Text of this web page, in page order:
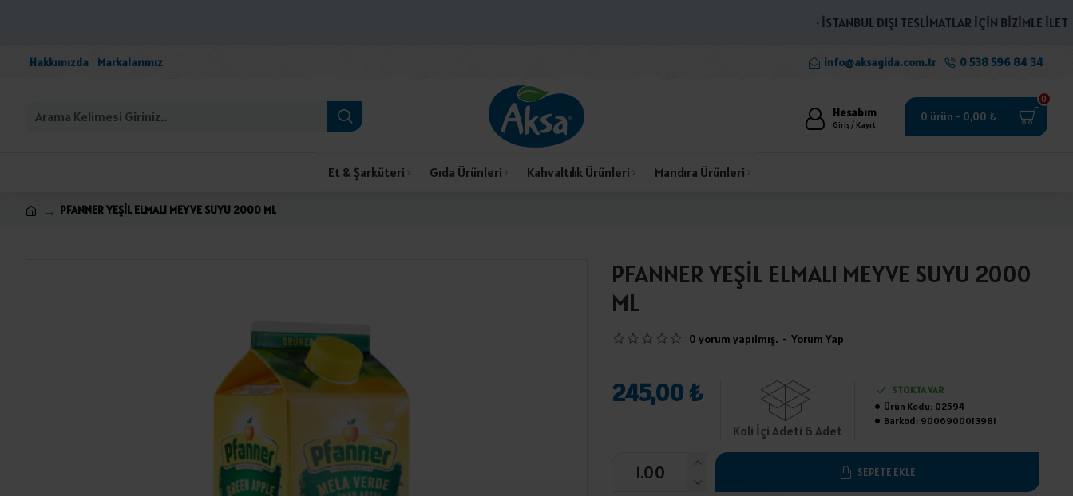
· İSTANBUL DIŞI TESLİMATLAR İÇİN BİZİMLE
Hakkımızda Markalarımız info@aksagida.com.tr 0 538 596 84 34
Hesabım
Giriş / Kayıt
0 ürün - 0,00 ₺
0
Et & Şarküteri Gıda Ürünleri Kahvaltılık Ürünleri Mandıra Ürünleri
PFANNER YEŞİL ELMALI MEYVE SUYU 2000 ML
PFANNER YEŞİL ELMALI MEYVE SUYU 2000
ML
0 yorum yapılmış. - Yorum Yap
245,00 ₺
Koli İçi Adeti 6 Adet
STOKTA VAR
Ürün Kodu: 02594
Barkod: 9006900013981
SEPETE EKLE